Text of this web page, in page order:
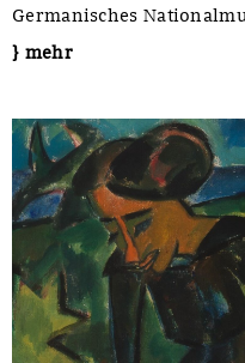
Germanisches
} mehr